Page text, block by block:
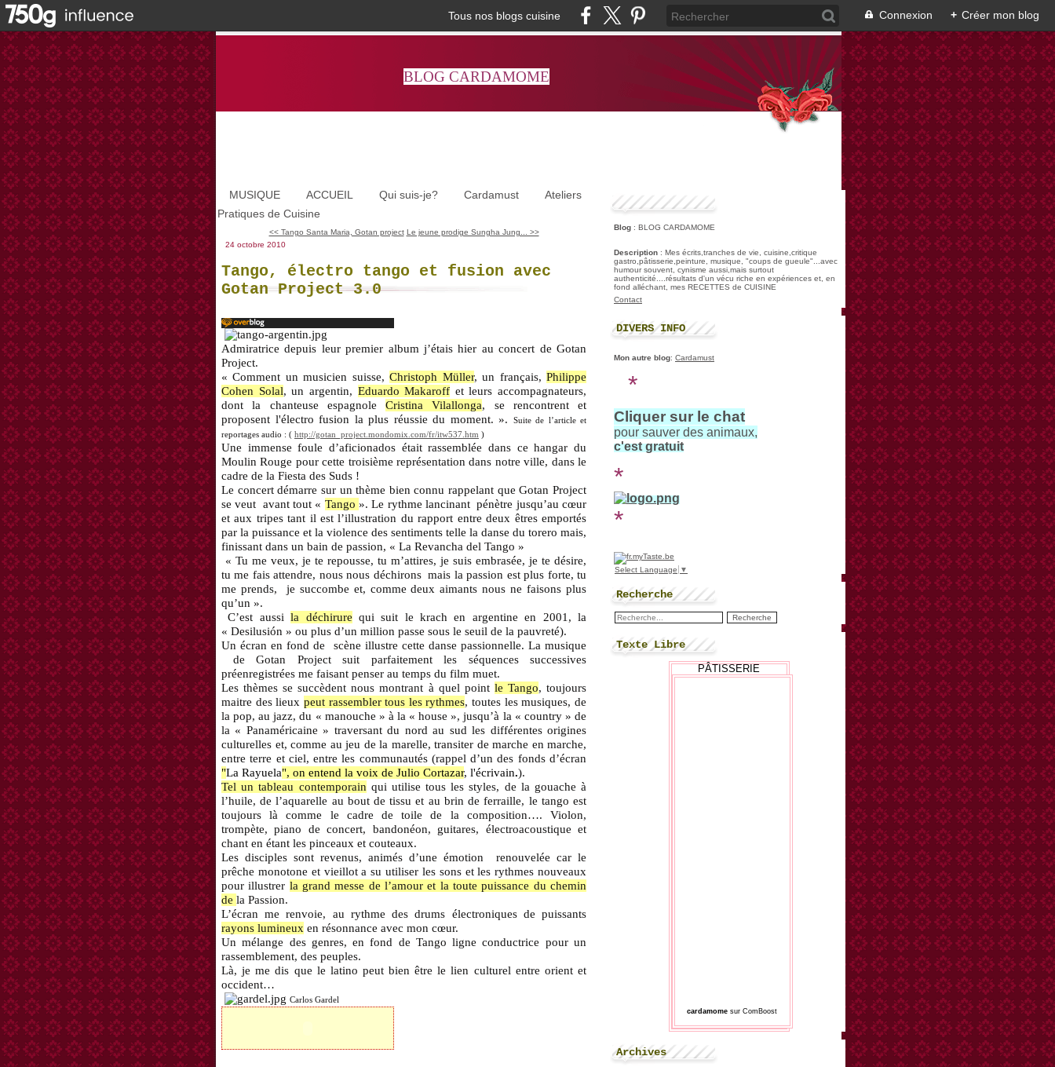
Tous nos blogs cuisine Connexion + Créer mon blog
BLOG CARDAMOME
MUSIQUE ACCUEIL Qui suis-je? Cardamust
Ateliers
Pratiques de Cuisine
<< Tango Santa Maria, Gotan project Le jeune prodige Sungha Jung... >>
24 octobre 2010
Tango, électro tango et fusion avec
Gotan Project 3.0
Admiratrice depuis leur premier album j’étais hier au concert de Gotan
Project.
« Comment un musicien suisse,Christoph Müller, un français,Philippe
Cohen Solal, un argentin, Eduardo Makaroff et leurs accompagnateurs,
dont la chanteuse espagnole Cristina Vilallonga, se rencontrent et
proposent l'électro fusion la plus réussie du moment. ».
Suite de l’article et
reportages audio : ( http://gotan_project.mondomix.com/fr/itw537.htm )
Une immense foule d’aficionados était rassemblée dans ce hangar du
Moulin Rouge pour cette troisième représentation dans notre ville, dans le
cadre de la Fiesta des Suds !
Le concert démarre sur un thème bien connu rappelant que Gotan Project
se veut avant tout « Tango». Le rythme lancinant pénètre jusqu’au cœur
et aux tripes tant il est l’illustration du rapport entre deux êtres emportés
par la puissance et la violence des sentiments telle la danse du torero mais,
finissant dans un bain de passion, « La Revancha del Tango »
« Tu me veux, je te repousse, tu m’attires, je suis embrasée, je te désire,
tu me fais attendre, nous nous déchirons mais la passion est plus forte, tu
me prends,
je succombe et, comme deux aimants nous ne faisons plus
qu’un ».
C’est aussila déchirure qui suit le krach en argentine en 2001, la
« Desilusión » ou plus d’un million passe sous le seuil de la pauvreté).
Un écran en fond de
scène illustre cette danse passionnelle. La musique
de Gotan Project suit parfaitement les séquences successives
préenregistrées me faisant penser au temps du film muet.
Les thèmes se succèdent nous montrant à quel point le Tango, toujours
maitre des lieux peut rassembler tous les rythmes, toutes les musiques, de
la pop, au jazz, du « manouche » à la « house », jusqu’à la « country » de
la « Panaméricaine » traversant du nord au sud les différentes origines
culturelles et, comme au jeu de la marelle, transiter de marche en marche,
entre terre et ciel, entre les communautés (rappel d’un des fonds d’écran
"La Rayuela", on entend la voix de Julio Cortazar, l'écrivain.).
Tel un tableau contemporain qui utilise tous les styles, de la gouache à
l’huile, de l’aquarelle au bout de tissu et au brin de ferraille, le tango est
toujours là comme le cadre de toile de la composition…. Violon,
trompète, piano de concert, bandonéon, guitares, électroacoustique et
chant en étant les pinceaux et couteaux.
Les disciples sont revenus, animés d’une émotion
renouvelée car le
prêche monotone et vieillot a su utiliser les sons et les rythmes nouveaux
pour illustrer la grand messe de l’amour et la toute puissance du chemin
de la Passion.
L’écran me renvoie, au rythme des drums électroniques de puissants
rayons lumineux en résonnance avec mon cœur.
Un mélange des genres, en fond de Tango ligne conductrice pour un
rassemblement, des peuples.
Là, je me dis que le latino peut bien être le lien culturel entre orient et
occident…
Carlos Garde l
Blog : BLOG CARDAMOME
Description : Mes écrits,tranches de vie, cuisine,critique
gastro,pâtisserie,peinture, musique, "coups de gueule"...avec
humour souvent, cynisme aussi,mais surtout
authenticité....résultats d'un vécu riche en expériences et, en
fond alléchant, mes RECETTES de CUISINE
Contact
DIVERS INFO
Mon autre blog: Cardamust
*
Cliquer sur le chat
pour sauver des animaux,
c'est gratuit
*
*
Select Language ▼
Recherche
Texte Libre
PÂTISSERIE
cardamome sur ComBoost
Archives